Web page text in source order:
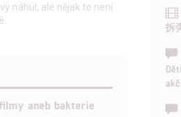
náhul, ale nějak to není
aneb bakterie
拆